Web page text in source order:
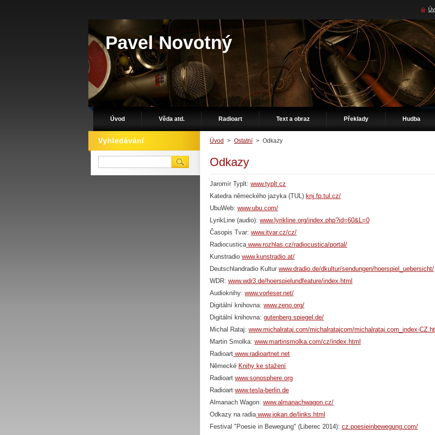
Pavel Novotný
Úvod Věda atd. Radioart Text a obraz Překlady Hudba
Úvod > Ostatní > Odkazy
Odkazy
Jaromír Typlt: www.typlt.cz
Katedra německého jazyka (TUL) knj.fp.tul.cz/
UbuWeb: www.ubu.com/
LyrikLine (audio): www.lyrikline.org/index.php?id=60&L=0
Časopis Tvar: www.itvar.cz/cz/
Radiocusticawww.rozhlas.cz/radiocustica/portal/
Kunstradio www.kunstradio.at/
Deutschlandradio Kultur www.dradio.de/dkultur/sendungen/hoerspiel_uebersicht/
WDR: www.wdr3.de/hoerspielundfeature/index.html
Audioknihy: www.vorleser.net/
Digitální knihovna: www.zeno.org/
Digitální knihovna: gutenberg.spiegel.de/
Michal Rataj: www.michalrataj.com/michalratajcom/michalrataj.com_index-
Martin Smolka: www.martinsmolka.com/cz/index.html
Radioart www.radioartnet.net
Německé Knihy ke stažení
Radioart www.sonosphere.org
Radioart www.tesla-berlin.de
Almanach Wagon: www.almanachwagon.cz/
Odkazy na radiawww.jokan.de/links.html
Festival "Poesie in Bewegung" (Liberec 2014): cz.poesieinbewegung.com/
Vyhledávání